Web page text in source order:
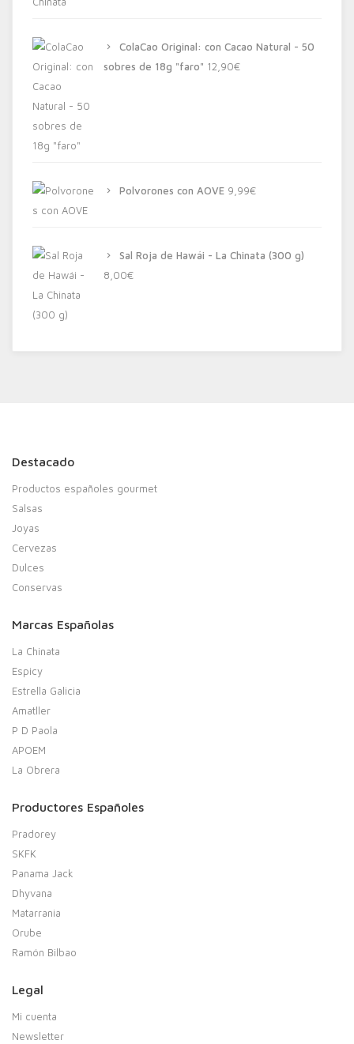
ColaCao Original: con Cacao Natural - 50
sobres de 18g "faro" 12,90€
Polvorones con AOVE 9,99€
Sal Roja de Hawái - La Chinata (300 g)
8,00€
Destacado
Productos españoles gourmet
Salsas
Joyas
Cervezas
Dulces
Conservas
Marcas Españolas
La Chinata
Espicy
Estrella Galicia
Amatller
P D Paola
APOEM
La Obrera
Productores Españoles
Pradorey
SKFK
Panama Jack
Dhyvana
Matarrania
Orube
Ramón Bilbao
Legal
Mi cuenta
Newsletter